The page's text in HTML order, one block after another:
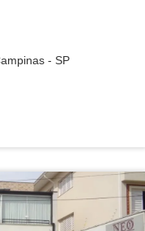
- SP